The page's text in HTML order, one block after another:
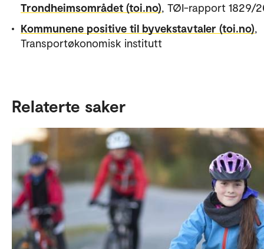
Trondheimsområdet (toi.no), TØI-rapport 1829/
Kommunene positive til byvekstavtaler (toi.no),
Transportøkonomisk institutt
Relaterte saker